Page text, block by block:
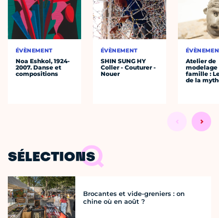
ÉVÈNEMENT
Noa Eshkol, 1924-
2007. Danse et
compositions
ÉVÈNEMENT
SHIN SUNG HY
Coller - Couturer -
Nouer
Atelier de
modelage
famille :
de la
SÉLECTIONS
Brocantes et vide-greniers : on
chine où en août ?